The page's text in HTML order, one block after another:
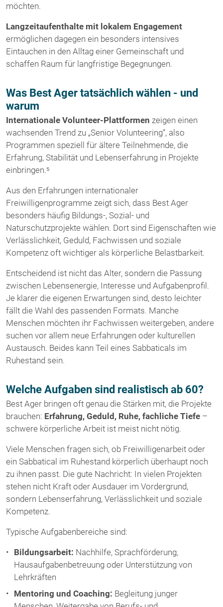
möchten.
Langzeitaufenthalte mit lokalem Engagement
ermöglichen dagegen ein besonders intensives
Eintauchen in den Alltag einer Gemeinschaft und
schaffen Raum für langfristige Begegnungen.
Was Best Ager tatsächlich wählen - und
warum
Internationale Volunteer-Plattformen zeigen einen
wachsenden Trend zu „Senior Volunteering“, also
Programmen speziell für ältere Teilnehmende, die
Erfahrung, Stabilität und Lebenserfahrung in Projekte
einbringen.⁵
Aus den Erfahrungen internationaler
Freiwilligenprogramme zeigt sich, dass Best Ager
besonders häufig Bildungs-, Sozial- und
Naturschutzprojekte wählen. Dort sind Eigenschaften wie
Verlässlichkeit, Geduld, Fachwissen und soziale
Kompetenz oft wichtiger als körperliche Belastbarkeit.
Entscheidend ist nicht das Alter, sondern die Passung
zwischen Lebensenergie, Interesse und Aufgabenprofil.
Je klarer die eigenen Erwartungen sind, desto leichter
fällt die Wahl des passenden Formats. Manche
Menschen möchten ihr Fachwissen weitergeben, andere
suchen vor allem neue Erfahrungen oder kulturellen
Austausch. Beides kann Teil eines Sabbaticals im
Ruhestand sein.
Welche Aufgaben sind realistisch ab 60?
Best Ager bringen oft genau die Stärken mit, die Projekte
brauchen: Erfahrung, Geduld, Ruhe, fachliche Tiefe –
schwere körperliche Arbeit ist meist nicht nötig.
Viele Menschen fragen sich, ob Freiwilligenarbeit oder
ein Sabbatical im Ruhestand körperlich überhaupt noch
zu ihnen passt. Die gute Nachricht: In vielen Projekten
stehen nicht Kraft oder Ausdauer im Vordergrund,
sondern Lebenserfahrung, Verlässlichkeit und soziale
Kompetenz.
Typische Aufgabenbereiche sind:
Bildungsarbeit: Nachhilfe, Sprachförderung,
Hausaufgabenbetreuung oder Unterstützung von
Lehrkräften
Mentoring und Coaching: Begleitung junger